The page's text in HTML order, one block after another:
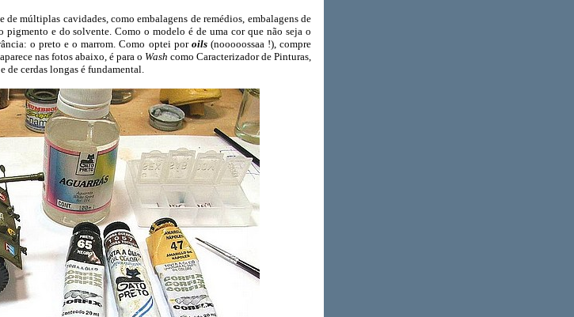
múltiplas cavidades, como embalagens de remédios, embalagens de
e do solvente. Como o modelo é de uma cor que não seja o
o preto e o marrom. Como optei poroils(nooooossaa !), compre
nas fotos abaixo, é para o Wash como Caracterizador de Pinturas,
de cerdas longas é fundamental.